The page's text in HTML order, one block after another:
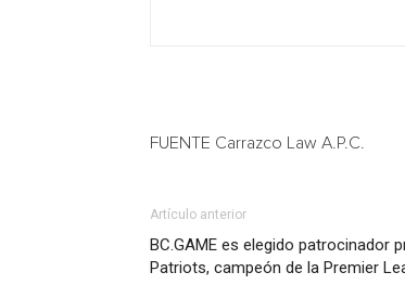
FUENTE Carrazco Law A.P.C.
Artículo anterior
BC.GAME es elegido patrocinador
Patriots, campeón de la Premier